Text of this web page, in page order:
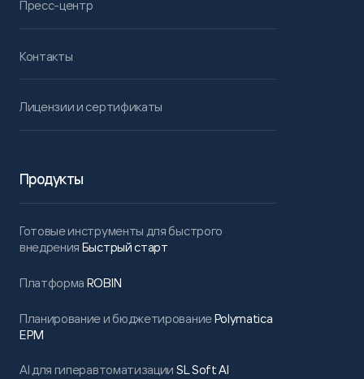
Пресс-центр
Контакты
Лицензии и сертификаты
Продукты
Готовые инструменты для быстрого
внедрения Быстрый старт
Платформа ROBIN
Планирование и бюджетированиеPolymatica
EPM
AI для гиперавтоматизации SL Soft AI